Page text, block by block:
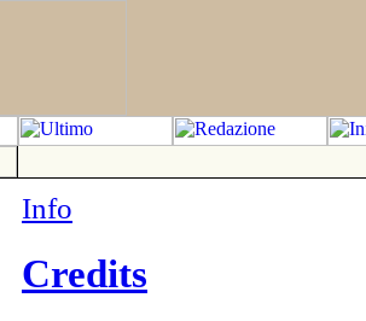
Info
Credits